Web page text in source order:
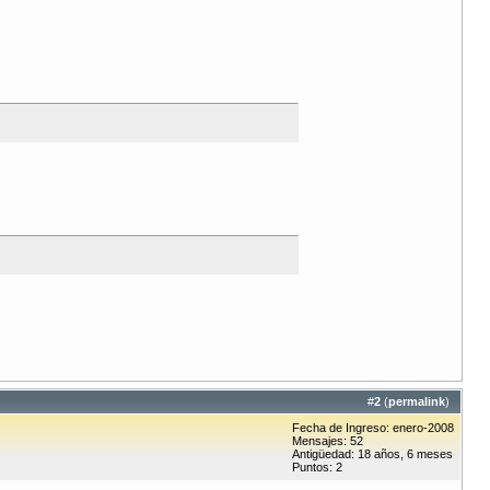
#2 (permalink)
Fecha de Ingreso: enero-2008
Mensajes: 52
Antigüedad: 18 años, 6 meses
Puntos: 2